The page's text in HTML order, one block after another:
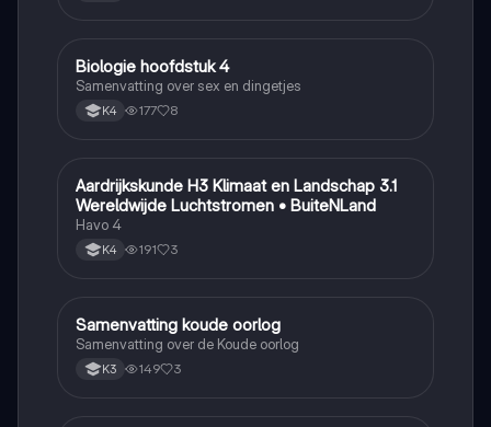
Biologie
Biologie hoofdstuk 4
Samenvatting over sex en dingetjes
K4 177 8
Aardrijkskunde
Aardrijkskunde H3 Klimaat en Landschap 3.1
Wereldwijde Luchtstromen • BuiteNLand
Havo 4
K4 191 3
Geschiedenis
Samenvatting koude oorlog
Samenvatting over de Koude oorlog
K3 149 3